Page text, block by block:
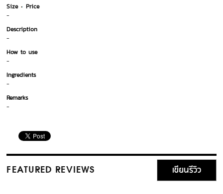
Size
Price
-
Description
-
How to use
-
Ingredients
-
Remarks
-
FEATURED REVIEWS เขียนรีวิว